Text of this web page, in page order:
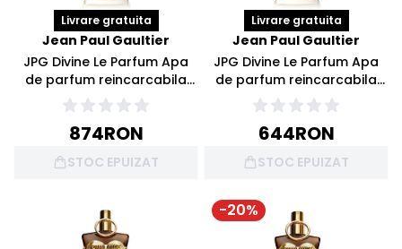
Livrare gratuita
Jean Paul Gaultier
JPG Divine Le Parfum Apa
de parfum reincarcabila
100ml
874RON
STOC EPUIZAT
Livrare gratuita
Jean Paul Gaultier
JPG Divine Le Parfum Apa
de parfum reincarcabila
50ml
644RON
STOC EPUIZAT
-20%